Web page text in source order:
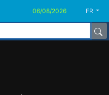
FR